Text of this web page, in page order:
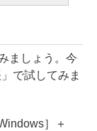
ましょう。今
で試してみま
］＋